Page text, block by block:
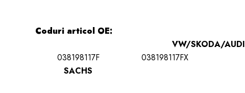
Coduri articol OE:
VW/SKODA/AUDI
038198117F
038198117FX
SACHS